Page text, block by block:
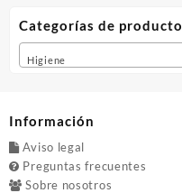
Categorías de producto
Higiene
Información
Aviso legal
Preguntas frecuentes
Sobre nosotros